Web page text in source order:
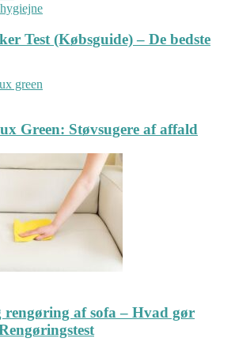
Test (Købsguide) – De bedste
Green: Støvsugere af affald
rengøring af sofa – Hvad gør